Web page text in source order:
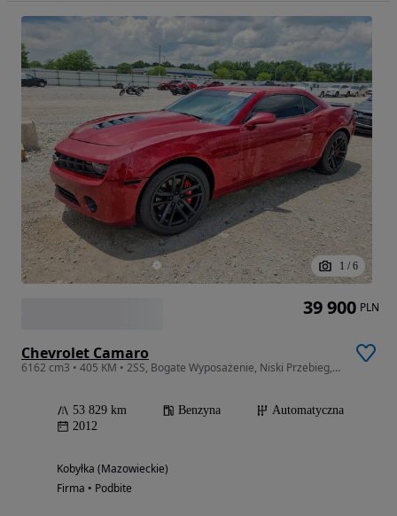
1 / 6
Chevrolet Camaro
6162 cm3 • 405 KM • 2SS, Bogate Wyposażenie, Niski Przebieg, Super Konfiguracja!!!
53 829 km Benzyna
Automatyczna
2012
Kobyłka (Mazowieckie)
Firma • Podbite
39 900 PLN